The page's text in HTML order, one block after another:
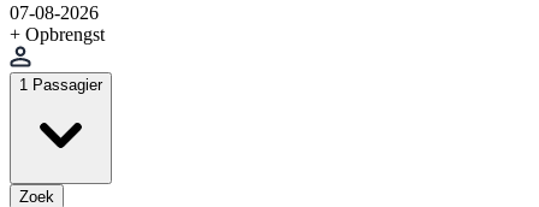
07-08-2026
+ Opbrengst
1 Passagier
Zoek